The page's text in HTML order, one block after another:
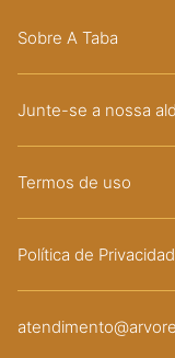
Sobre A Taba
Junte-se a nossa
Termos de uso
Política de